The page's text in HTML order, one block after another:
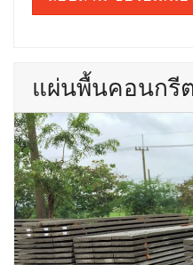
แผ่นพื้นคอนกรี